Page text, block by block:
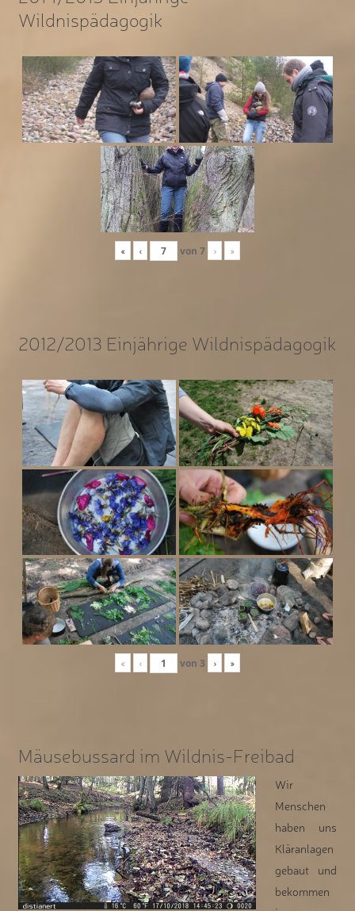
Wildnispädagogik
« ‹ von 7 › »
2012/2013 Einjährige Wildnispädagogik
« ‹ von 3 › »
Mäusebussard im Wildnis-Freibad
Wir
Menschen
haben uns
Kläranlagen
gebaut und
bekommen